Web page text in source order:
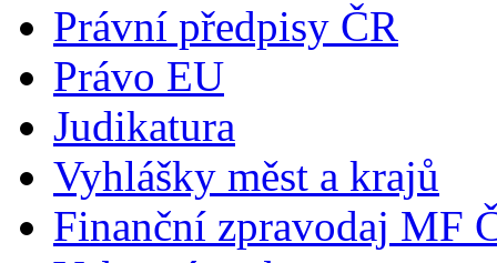
Právní předpisy ČR
Právo EU
Judikatura
Vyhlášky měst a krajů
Finanční zpravodaj MF